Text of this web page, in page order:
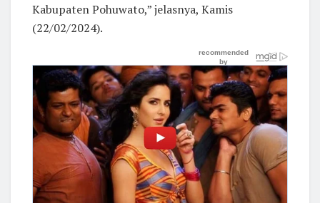
Kabupaten Pohuwato,” jelasnya, Kamis
(22/02/2024).